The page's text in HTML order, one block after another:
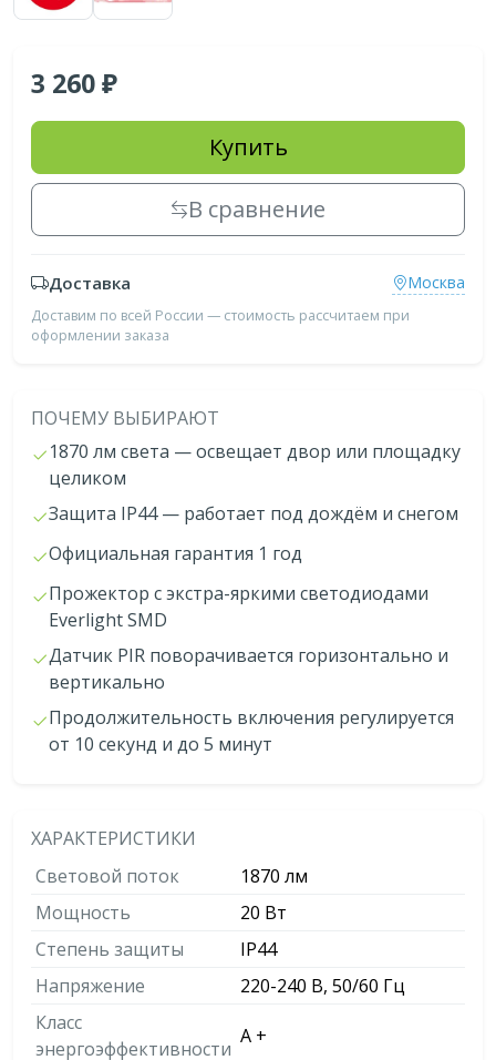
3 260
Купить
В сравнение
Доставка Москва
Доставим по всей России — стоимость рассчитаем при
оформлении заказа
ПОЧЕМУ ВЫБИРАЮТ
1870 лм света — освещает двор или площадку
целиком
Защита IP44 — работает под дождём и снегом
Официальная гарантия 1 год
Прожектор с экстра-яркими светодиодами
Everlight SMD
Датчик PIR поворачивается горизонтально и
вертикально
Продолжительность включения регулируется
от 10 секунд и до 5 минут
ХАРАКТЕРИСТИКИ
Световой поток
1870 лм
Мощность
20 Вт
Степень защиты
IP44
Напряжение
220-240 В, 50/60 Гц
Класс
энергоэффективности
A +